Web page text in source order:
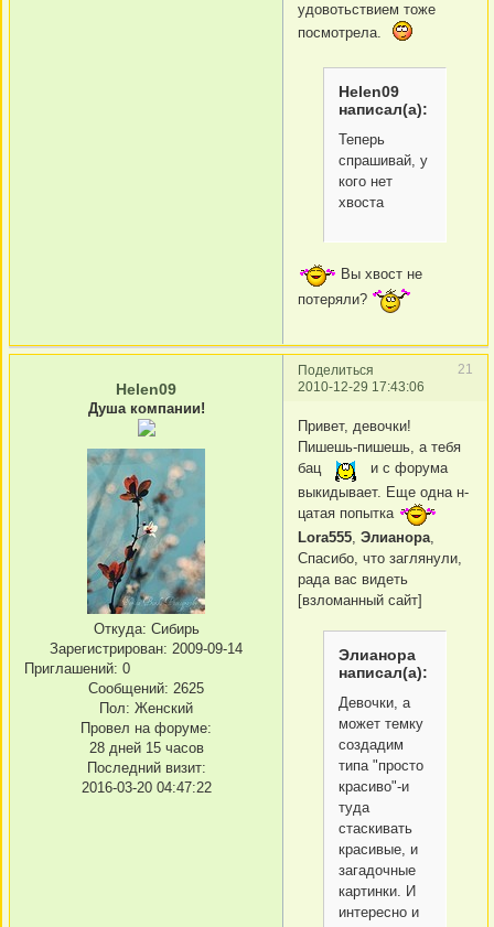
удовотьствием тоже
посмотрела.
Helen09
написал(а):
Теперь
спрашивай, у
кого нет
хвоста
Вы хвост не
потеряли?
Поделиться
21
2010-12-29 17:43:06
Helen09
Душа компании!
Откуда: Сибирь
Зарегистрирован: 2009-09-14
Приглашений: 0
Сообщений: 2625
Пол: Женский
Провел на форуме:
28 дней 15 часов
Последний визит:
2016-03-20 04:47:22
Привет, девочки!
Пишешь-пишешь, а тебя
бац
и с форума
выкидывает. Еще одна н-
цатая попытка
Lora555 Элианора
Спасибо, что заглянули,
рада вас видеть
[взломанный сайт]
Элианора
написал(а):
Девочки, а
может темку
создадим
типа "просто
красиво"-и
туда
стаскивать
красивые, и
загадочные
картинки. И
интересно и